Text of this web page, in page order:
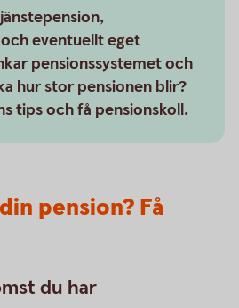
eventuellt eget
pensionssystemet och
hur stor pensionen blir?
tips och få pensionskoll.
pension? Få
du har